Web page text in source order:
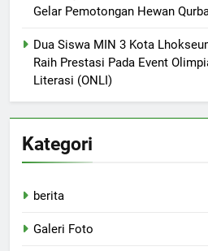
Gelar Pemotongan Hewan
Dua Siswa MIN 3 Kota
Raih Prestasi Pada Event
Literasi (ONLI)
Kategori
berita
Galeri Foto